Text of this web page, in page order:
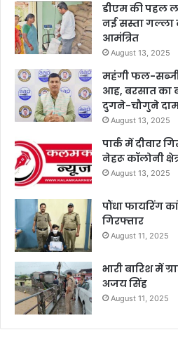
डीएम की पहल
नई सस्ता गल्ला
आमंत्रित
August 13, 2025
महंगी फल-
आह, बरसात का
दुगने-चौगुने
August 13, 2025
पार्क में दीवार
नेहरू कॉलोनी
August 13, 2025
पौंधा फायरिंग
गिरफ्तार
August 11, 2025
भारी बारिश में
अजय सिंह
August 11, 2025